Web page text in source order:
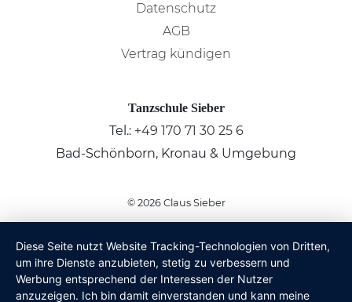
Diese Seite nutzt Website Tracking-Technologien von Dritten,
um ihre Dienste anzubieten, stetig zu verbessern und
Werbung entsprechend der Interessen der Nutzer
anzuzeigen. Ich bin damit einverstanden und kann meine
Datenschutz
AGB
Vertrag kündigen
Tanzschule Sieber
Tel.: +49 170 71 30 25 6
Bad-Schönborn, Kronau & Umgebung
© 2026 Claus Sieber